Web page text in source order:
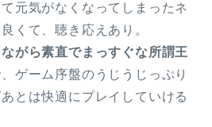
元気がなくなってしまったネ
くて、聴き応えあり。
がら素直でまっすぐな所謂王
ゲーム序盤のうじうじっぷり
とは快適にプレイしていける